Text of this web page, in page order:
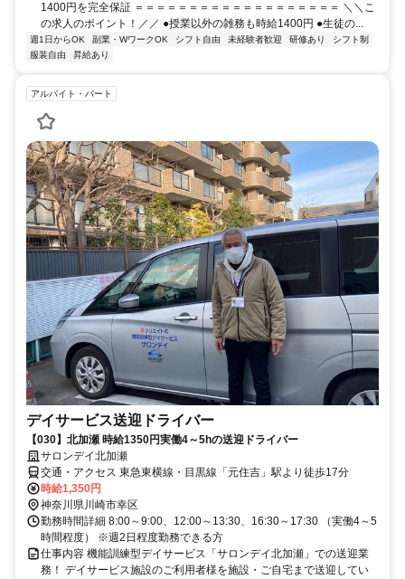
1400円を完全保証 ＝＝＝＝＝＝＝＝＝＝＝＝＝＝＝＝＝＝＝ ＼＼こ
の求人のポイント！／／ ●授業以外の雑務も時給1400円 ●生徒の...
週1日からOK 副業・WワークOK シフト自由 未経験者歓迎 研修あり
シフト制
服装自由
昇給あり
アルバイト・パート
デイサービス送迎ドライバー
【030】北加瀬 時給1350円実働4～5hの送迎ドライバー
サロンデイ北加瀬
交通・アクセス 東急東横線・目黒線「元住吉」駅より徒歩17分
時給1,350円
神奈川県川崎市幸区
勤務時間詳細 8:00～9:00、12:00～13:30、16:30～17:30 （実働4～5
時間程度） ※週2日程度勤務できる方
仕事内容 機能訓練型デイサービス「サロンデイ北加瀬」での送迎業
務！ デイサービス施設のご利用者様を施設・ご自宅まで送迎してい